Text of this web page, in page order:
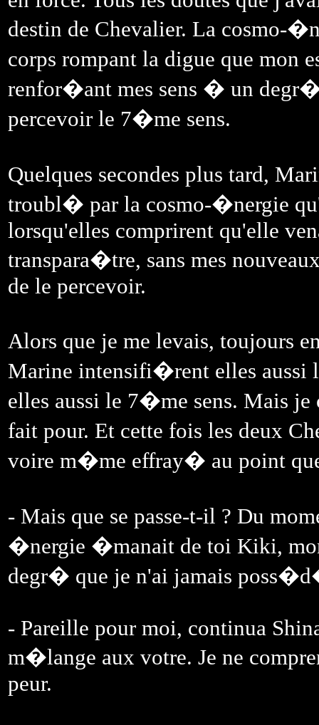
destin de Chevalier. La cosmo-
corps rompant la digue que
renfor�ant mes sens � un degr�
percevoir le 7�me sens.
Quelques secondes plus tard,
troubl� par la cosmo-�nergie
lorsqu'elles comprirent qu'elle
transpara�tre, sans mes
de le percevoir.
Alors que je me levais, toujours
Marine intensifi�rent elles aussi
elles aussi le 7�me sens. Mais
fait pour. Et cette fois les deux
voire m�me effray� au point
- Mais que se passe-t-il ? Du
�nergie �manait de toi Kiki,
degr� que je n'ai jamais
- Pareille pour moi, continua
m�lange aux votre. Je ne
peur.